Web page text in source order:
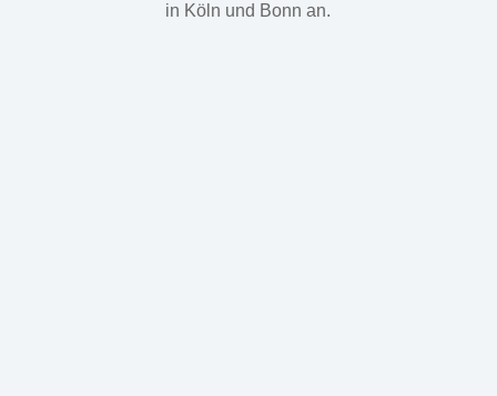
in Köln und Bonn an.